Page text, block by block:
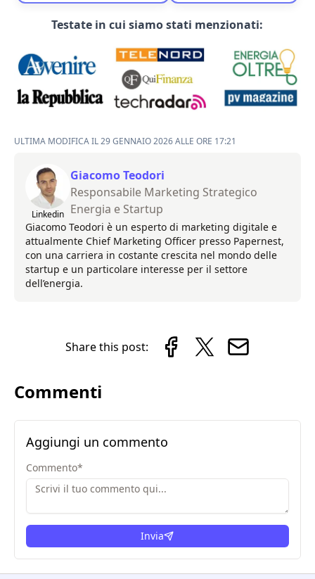
Testate in cui siamo stati menzionati:
ULTIMA MODIFICA IL 29 GENNAIO 2026 ALLE ORE 17:21
Linkedin
Giacomo Teodori
Responsabile Marketing Strategico
Energia e Startup
Giacomo Teodori è un esperto di marketing digitale e
attualmente Chief Marketing Officer presso Papernest,
con una carriera in costante crescita nel mondo delle
startup e un particolare interesse per il settore
dell’energia.
Share this post:
Commenti
Aggiungi un commento
Commento*
Invia